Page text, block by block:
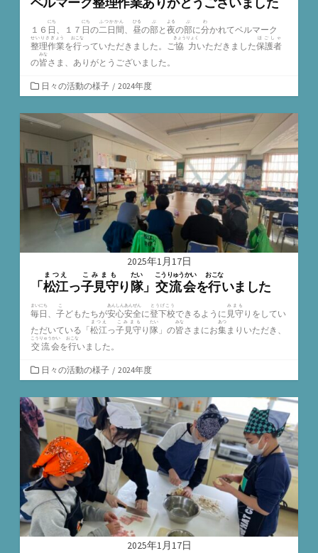
１６ 日
にち
、１７ 日
にち
の二日間
ふつかかん
、 昼
ひる
の部
ぶ
と 夜
よる
の部
ぶ
に分
わ
かれてベルマーク
整理作業
せいりさぎょう
を行
おこな
っていただきました。ご協力
きょうりょく
いただきました保護者
ほごしゃ
の皆
みな
さま、ありがとうございました。
カ
テ
ゴ
リ
ー
日々の活動の様子 / 2024年度
2025年1月17日
「松江
まつえ
っ子見守
こみまも
り隊
たい
」 交流会
こうりゅうかい
を行
おこな
いました
毎日
まいにち
、 子
こ
どもたちが安心安全
あんしんあんぜん
に登下校
とうげこう
できるように 見守
みまも
りをしてい
ただいている「松江
まつえ
っ子見守
こみまも
り 隊
たい
」の皆
みな
さまにお集
あつ
まりいただき、
交流会
こうりゅうかい
を行
おこな
いました。
カ
テ
ゴ
リ
ー
日々の活動の様子 / 2024年度
2025年1月17日